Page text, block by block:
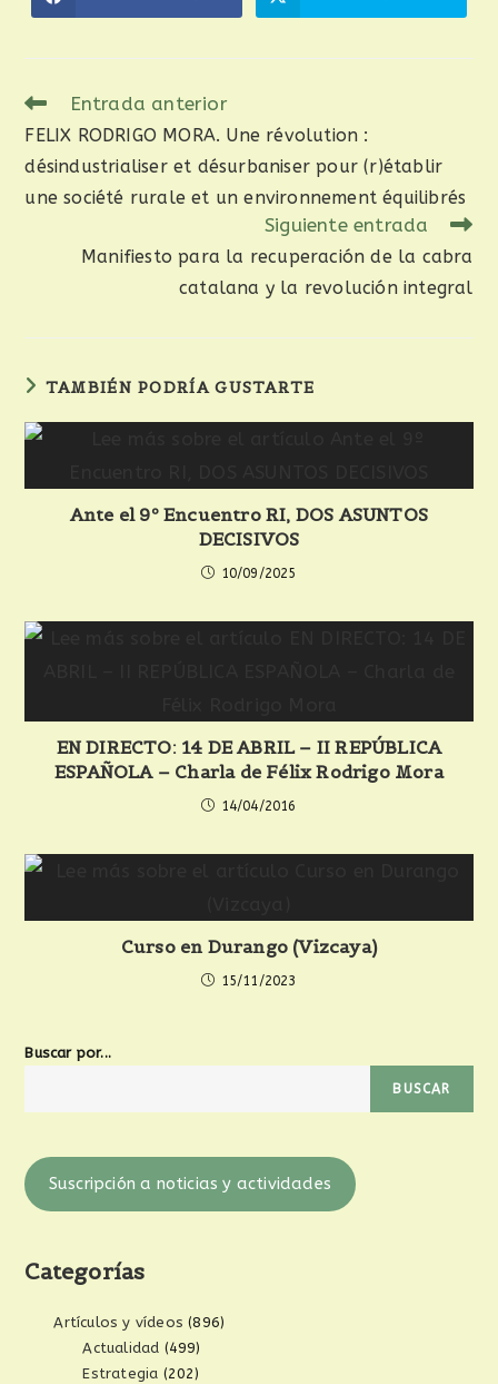
Entrada anterior
FELIX RODRIGO MORA. Une révolution :
désindustrialiser et désurbaniser pour (r)établir
une société rurale et un environnement équilibrés
Siguiente entrada
Manifiesto para la recuperación de la cabra
catalana y la revolución integral
TAMBIÉN PODRÍA GUSTARTE
Ante el 9º Encuentro RI, DOS ASUNTOS
DECISIVOS
10/09/2025
EN DIRECTO: 14 DE ABRIL – II REPÚBLICA
ESPAÑOLA – Charla de Félix Rodrigo Mora
14/04/2016
Curso en Durango (Vizcaya)
15/11/2023
Buscar por...
BUSCAR
Suscripción a noticias y actividades
Categorías
Artículos y vídeos (896)
Actualidad (499)
Estrategia (202)